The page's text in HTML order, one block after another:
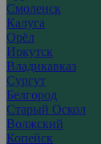
Смоленск
Калуга
Орёл
Иркутск
Владикавказ
Сургут
Белгород
Старый Оскол
Волжский
Копейск